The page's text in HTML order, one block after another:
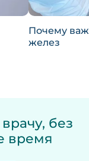
Почему
желез
без
время